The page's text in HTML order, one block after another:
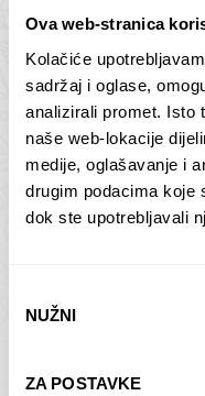
Ova web-stranica
Kolačiće
sadržaj i oglase,
analizirali promet. Isto
naše web-lokacije
medije, oglašavanje i
drugim podacima koje
dok ste upotrebljavali
pristanka
NUŽNI
ZA POSTAVKE
Butan – ljudi
75,00€ – 138,00
ODABERI OPCIJE
Dolac